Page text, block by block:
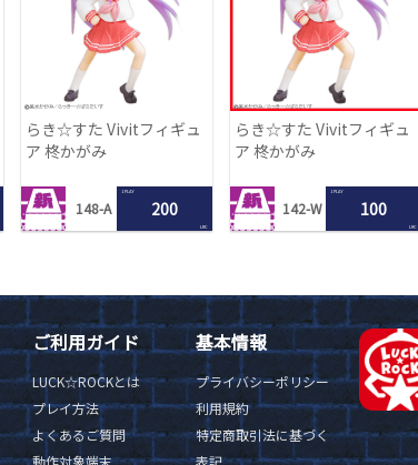
らき☆すた Vivitフィギュ
ア 柊かがみ
148-A
1 PLAY
200
LRC
らき☆すた Vivitフィギュ
ア 柊かがみ
142-W
1 PLAY
100
LRC
ご利用ガイド
LUCK☆ROCKとは
プレイ方法
よくあるご質問
動作対象端末
基本情報
プライバシーポリシー
利用規約
特定商取引法に基づく
表記